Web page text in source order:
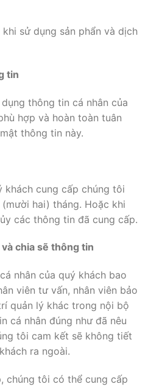
sử dụng sản phẩn và dịch
tin
thông tin cá nhân của
hợp và hoàn toàn tuân
thông tin này.
khách cung cấp chúng tôi
hai) tháng. Hoặc khi
các thông tin đã cung cấp.
chia sẽ thông tin
nhân của quý khách bao
viên tư vấn, nhân viên bảo
quản lý khác trong nội bộ
cá nhân đúng như đã nêu
tôi cam kết sẽ không tiết
ra ngoài.
chúng tôi có thể cung cấp